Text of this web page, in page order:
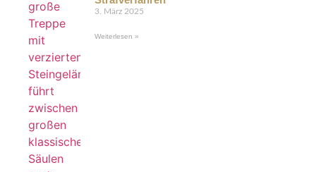
3. März 2025
Weiterlesen »